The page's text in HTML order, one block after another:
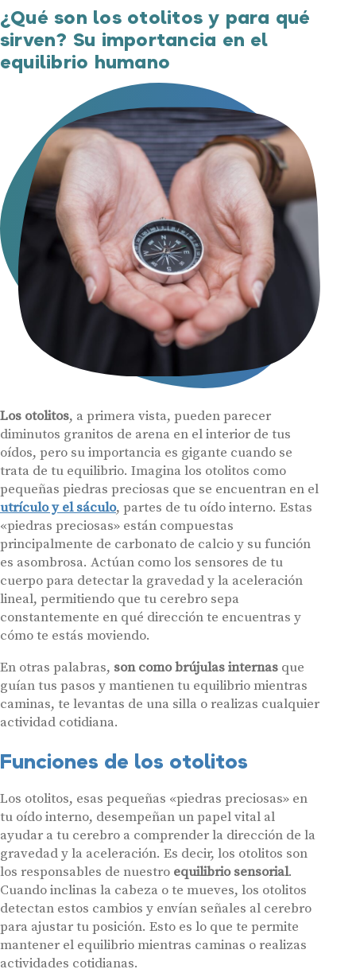
¿Qué son los otolitos y para qué
sirven? Su importancia en el
equilibrio humano
Los otolitos, a primera vista, pueden parecer
diminutos granitos de arena en el interior de tus
oídos, pero su importancia es gigante cuando se
trata de tu equilibrio. Imagina los otolitos como
pequeñas piedras preciosas que se encuentran en el
utrículo y el sáculo, partes de tu oído interno. Estas
«piedras preciosas» están compuestas
principalmente de carbonato de calcio y su función
es asombrosa. Actúan como los sensores de tu
cuerpo para detectar la gravedad y la aceleración
lineal, permitiendo que tu cerebro sepa
constantemente en qué dirección te encuentras y
cómo te estás moviendo.
En otras palabras, son como brújulas internas que
guían tus pasos y mantienen tu equilibrio mientras
caminas, te levantas de una silla o realizas cualquier
actividad cotidiana.
Funciones de los otolitos
Los otolitos, esas pequeñas «piedras preciosas» en
tu oído interno, desempeñan un papel vital al
ayudar a tu cerebro a comprender la dirección de la
gravedad y la aceleración. Es decir, los otolitos son
los responsables de nuestro equilibrio sensorial.
Cuando inclinas la cabeza o te mueves, los otolitos
detectan estos cambios y envían señales al cerebro
para ajustar tu posición. Esto es lo que te permite
mantener el equilibrio mientras caminas o realizas
actividades cotidianas.